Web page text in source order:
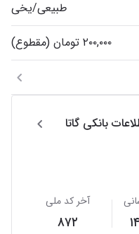
طبیعی/یخی
بانکی گاتا
آخر کد ملی
۸۷۲